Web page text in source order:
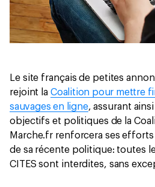
Le site français de petites
rejoint la Coalition pour mettre
sauvages en ligne, assurant
objectifs et politiques de la
Marche.fr renforcera ses
de sa récente politique: toutes
CITES sont interdites, sans